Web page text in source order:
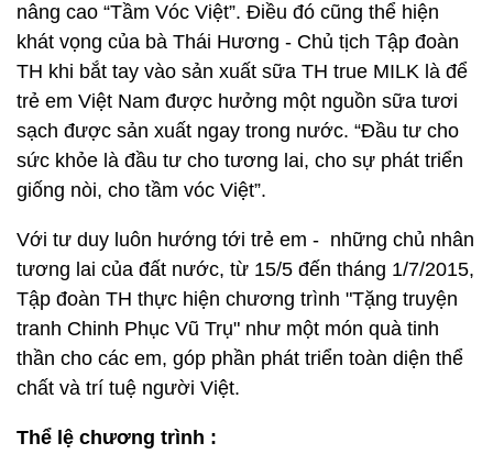
nâng cao “Tầm Vóc Việt”. Điều đó cũng thể hiện
khát vọng của bà Thái Hương - Chủ tịch Tập đoàn
TH khi bắt tay vào sản xuất sữa TH true MILK là để
trẻ em Việt Nam được hưởng một nguồn sữa tươi
sạch được sản xuất ngay trong nước. “Đầu tư cho
sức khỏe là đầu tư cho tương lai, cho sự phát triển
giống nòi, cho tầm vóc Việt”.
Với tư duy luôn hướng tới trẻ em - những chủ nhân
tương lai của đất nước, từ 15/5 đến tháng 1/7/2015,
Tập đoàn TH thực hiện chương trình "Tặng truyện
tranh Chinh Phục Vũ Trụ" như một món quà tinh
thần cho các em, góp phần phát triển toàn diện thể
chất và trí tuệ người Việt.
Thể lệ chương trình :